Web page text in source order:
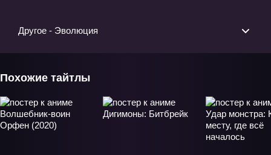
Другое - Эволюция
Похожие тайтлы